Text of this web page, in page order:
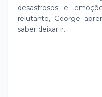
desastrosos e
relutante, George
saber deixar ir.